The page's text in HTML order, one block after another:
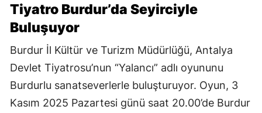
Tiyatro Burdur’da Seyirciyle
Buluşuyor
Burdur İl Kültür ve Turizm Müdürlüğü, Antalya
Devlet Tiyatrosu’nun “Yalancı” adlı oyununu
Burdurlu sanatseverlerle buluşturuyor. Oyun, 3
Kasım 2025 Pazartesi günü saat 20.00’de Burdur